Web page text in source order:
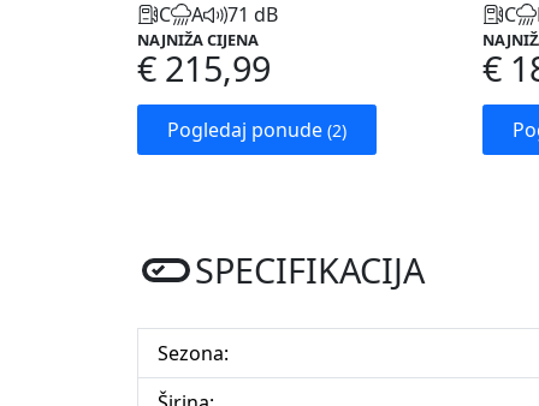
C A 71 dB
NAJNIŽA CIJENA
€ 215,99
Pogledaj ponude (2)
C
€
SPECIFIKACIJA
Sezona: